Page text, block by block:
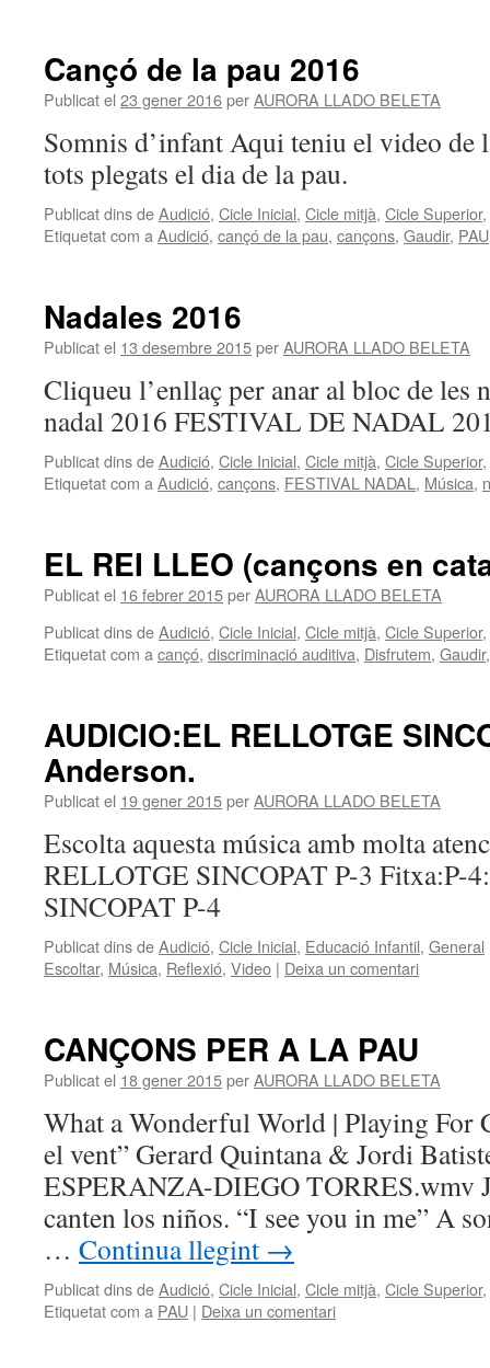
Cançó de la pau 2016
Publicat el 23 gener 2016perAURORA LLADO BELETA
Somnis d’infant Aqui teniu el video de
tots plegats el dia de la pau.
Publicat dins deAudició, Cicle Inicial, Cicle mitjà, Cicle Superior,
Etiquetat com a Audició, cançó de la pau, cançons, Gaudir, PAU
Nadales 2016
Publicat el 13 desembre 2015perAURORA LLADO BELETA
Cliqueu l’enllaç per anar al bloc de les
nadal 2016 FESTIVAL DE NADAL
Publicat dins deAudició, Cicle Inicial, Cicle mitjà, Cicle Superior,
Etiquetat com a Audició, cançons, FESTIVAL NADAL , Música,
EL REI LLEO (cançons en
Publicat el 16 febrer 2015perAURORA LLADO BELETA
Publicat dins deAudició, Cicle Inicial, Cicle mitjà, Cicle Superior,
Etiquetat com a cançó, discriminació auditiva, Disfrutem, Gaudir
AUDICIO:EL RELLOTGE
Anderson.
Publicat el 19 gener 2015perAURORA LLADO BELETA
Escolta aquesta música amb molta
RELLOTGE SINCOPAT P-3 Fitxa:P-
SINCOPAT P-4
Publicat dins deAudició, Cicle Inicial, Educació Infantil, General
Escoltar, Música, Reflexió, Video | Deixa un comentari
CANÇONS PER A LA PAU
Publicat el 18 gener 2015perAURORA LLADO BELETA
What a Wonderful World | Playing For
el vent” Gerard Quintana & Jordi
ESPERANZA-DIEGO TORRES.wmv
canten los niños. “I see you in me” A
… Continua llegint →
Publicat dins deAudició, Cicle Inicial, Cicle mitjà, Cicle Superior,
Etiquetat com a PAU | Deixa un comentari